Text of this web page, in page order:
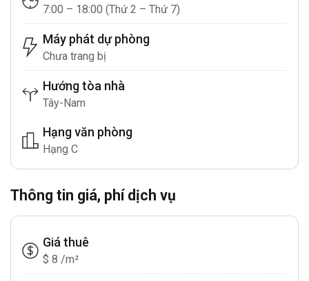
7:00 – 18:00 (Thứ 2 – Thứ 7)
Máy phát dự phòng
Chưa trang bị
Hướng tòa nhà
Tây-Nam
Hạng văn phòng
Hạng C
Thông tin giá, phí dịch vụ
Giá thuê
$ 8 /m²